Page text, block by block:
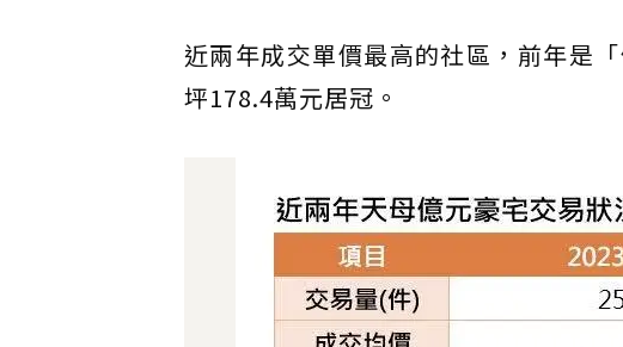
近兩年成交單價最高的社區，前年是
坪178.4萬元居冠。